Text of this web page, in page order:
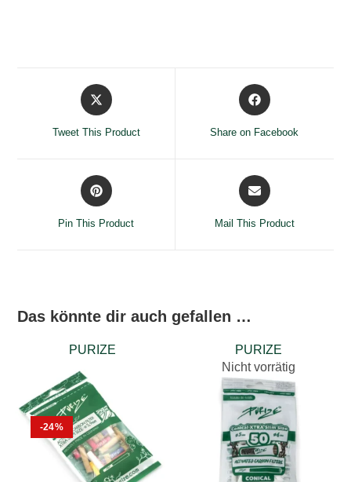
Opens
in
Tweet This Product
Opens
in
Share on Facebook
Opens
in
Pin This Product
Opens
in
Mail This Product
Das könnte dir auch gefallen …
PURIZE
-24%
PURIZE
Nicht vorrätig